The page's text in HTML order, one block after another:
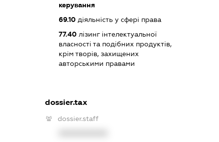
керування
69.10діяльність у сфері права
77.40лізинг інтелектуальної
власності та подібних продуктів,
крім творів, захищених
авторськими правами
dossier.tax
dossier.staff